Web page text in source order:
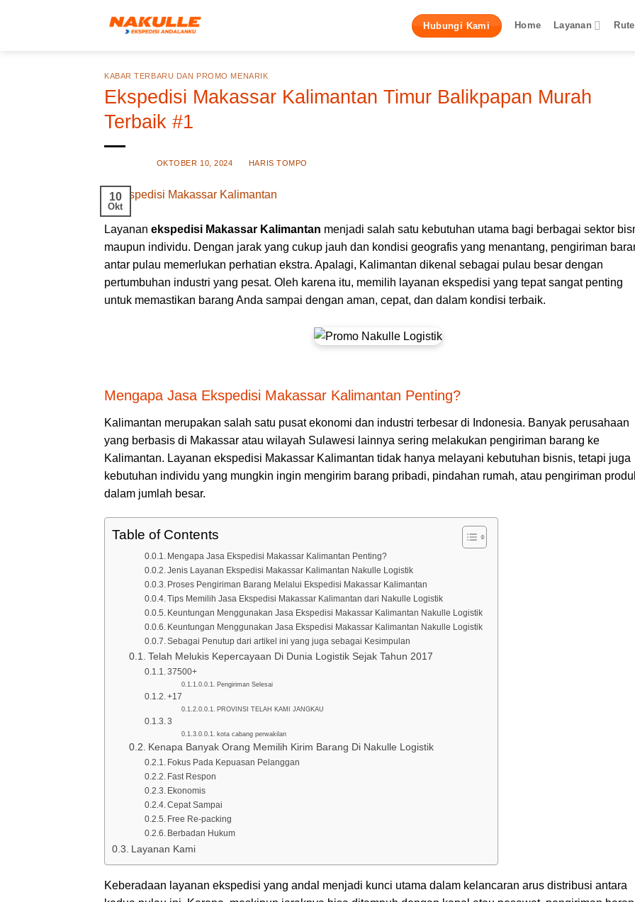
Hubungi Kami Home Layanan
KABAR TERBARU DAN PROMO MENARIK
Ekspedisi Makassar Kalimantan Timur Balikpapan Murah
Terbaik #1
OKTOBER 10, 2024 HARIS TOMPO
10
Okt
Layanan ekspedisi Makassar Kalimantan menjadi salah satu kebutuhan utama bagi berbagai sektor
maupun individu. Dengan jarak yang cukup jauh dan kondisi geografis yang menantang, pengiriman
antar pulau memerlukan perhatian ekstra. Apalagi, Kalimantan dikenal sebagai pulau besar dengan
pertumbuhan industri yang pesat. Oleh karena itu, memilih layanan ekspedisi yang tepat sangat penting
untuk memastikan barang Anda sampai dengan aman, cepat, dan dalam kondisi terbaik.
Mengapa Jasa Ekspedisi Makassar Kalimantan Penting?
Kalimantan merupakan salah satu pusat ekonomi dan industri terbesar di Indonesia. Banyak perusahaan
yang berbasis di Makassar atau wilayah Sulawesi lainnya sering melakukan pengiriman barang ke
Kalimantan. Layanan ekspedisi Makassar Kalimantan tidak hanya melayani kebutuhan bisnis, tetapi juga
kebutuhan individu yang mungkin ingin mengirim barang pribadi, pindahan rumah, atau pengiriman
dalam jumlah besar.
Table of Contents
Mengapa Jasa Ekspedisi Makassar Kalimantan Penting?
Jenis Layanan Ekspedisi Makassar Kalimantan Nakulle Logistik
Proses Pengiriman Barang Melalui Ekspedisi Makassar Kalimantan
Tips Memilih Jasa Ekspedisi Makassar Kalimantan dari Nakulle Logistik
Keuntungan Menggunakan Jasa Ekspedisi Makassar Kalimantan Nakulle Logistik
Keuntungan Menggunakan Jasa Ekspedisi Makassar Kalimantan Nakulle Logistik
Sebagai Penutup dari artikel ini yang juga sebagai Kesimpulan
Telah Melukis Kepercayaan Di Dunia Logistik Sejak Tahun 2017
37500+
Pengiriman Selesai
+17
PROVINSI TELAH KAMI JANGKAU
3
kota cabang perwakilan
Kenapa Banyak Orang Memilih Kirim Barang Di Nakulle Logistik
Fokus Pada Kepuasan Pelanggan
Fast Respon
Ekonomis
Cepat Sampai
Free Re-packing
Berbadan Hukum
Layanan Kami
Keberadaan layanan ekspedisi yang andal menjadi kunci utama dalam kelancaran arus distribusi antara